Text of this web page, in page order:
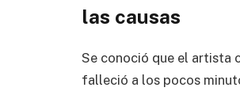
las causas
Se conoció que el artista
falleció a los pocos